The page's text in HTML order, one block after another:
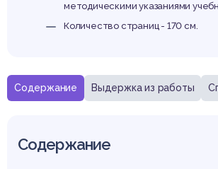
Содержание Выдержка из работы
Содержание
методическими указаниями
Количество страниц - 170 см.